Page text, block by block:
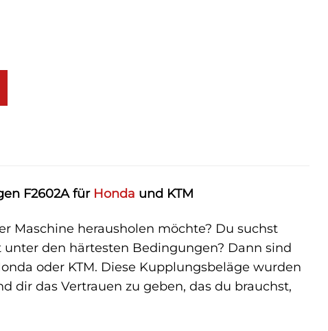
F2602A für Honda und KTM
Maschine herausholen möchte? Du suchst
unter den härtesten Bedingungen? Dann sind
oder KTM. Diese Kupplungsbeläge wurden
dir das Vertrauen zu geben, das du brauchst,